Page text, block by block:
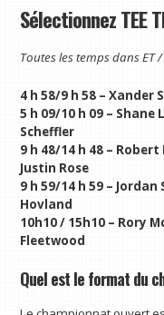
Sélectionnez TEE
Toutes les temps dans ET /
4 h 58/9 h 58 – Xander
5 h 09/10 h 09 –
Scheffler
9 h 48/14 h 48 –
Justin Rose
9 h 59/14 h 59 –
Hovland
10h10 / 15h10 – Rory
Fleetwood
Quel est le format du